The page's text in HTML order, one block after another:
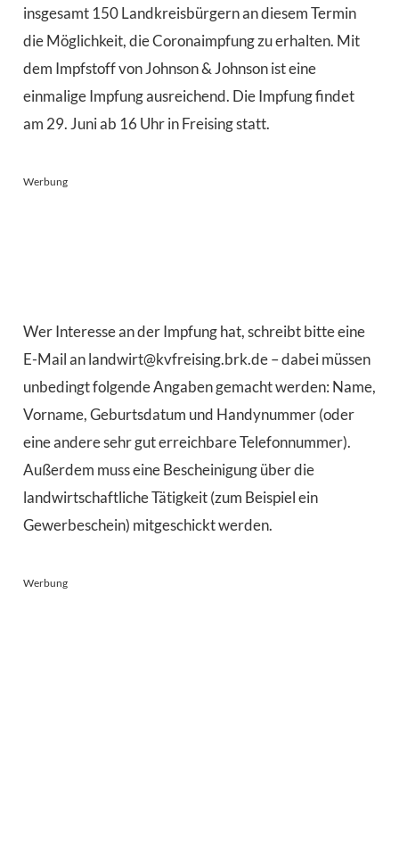
insgesamt 150 Landkreisbürgern an diesem Termin
die Möglichkeit, die Coronaimpfung zu erhalten. Mit
dem Impfstoff von Johnson & Johnson ist eine
einmalige Impfung ausreichend. Die Impfung findet
am 29. Juni ab 16 Uhr in Freising statt.
Werbung
Wer Interesse an der Impfung hat, schreibt bitte eine
E-Mail an landwirt@kvfreising.brk.de – dabei müssen
unbedingt folgende Angaben gemacht werden: Name,
Vorname, Geburtsdatum und Handynummer (oder
eine andere sehr gut erreichbare Telefonnummer).
Außerdem muss eine Bescheinigung über die
landwirtschaftliche Tätigkeit (zum Beispiel ein
Gewerbeschein) mitgeschickt werden.
Werbung